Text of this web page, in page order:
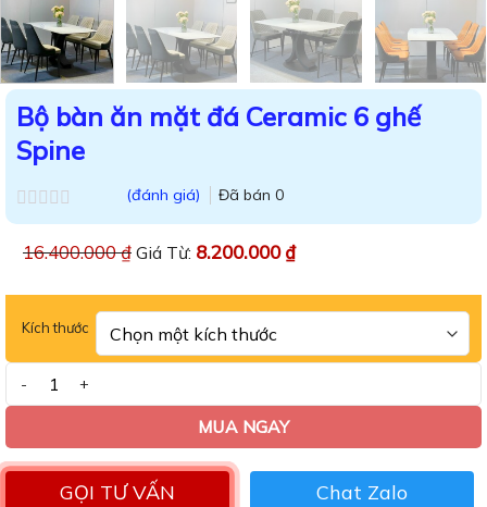
Bộ bàn ăn mặt đá Ceramic 6 ghế
Spine
Được
hạng
5
(đánh giá) Đã bán 0
16.400.000₫ Giá Từ: 8.200.000₫
Kích thước
Bộ bàn ăn mặt đá Ceramic 6 ghế Spine số lượng
MUA NGAY
GỌI TƯ VẤN Chat Zalo